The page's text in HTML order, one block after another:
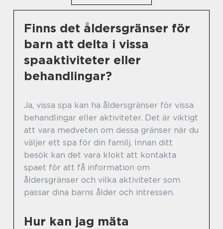
Finns det åldersgränser för
barn att delta i vissa
spaaktiviteter eller
behandlingar?
Ja, vissa spa kan ha åldersgränser för vissa
behandlingar eller aktiviteter. Det är viktigt
att vara medveten om dessa gränser när du
väljer ett spa för din familj. Innan ditt
besök kan det vara klokt att kontakta
spaet för att få information om
åldersgränser och vilka aktiviteter som
passar dina barns ålder och intressen.
Hur kan jag mäta